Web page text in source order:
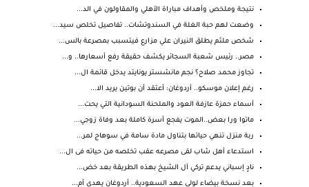
نتيجة وملخص وأهداف مباراة الأهلي والمقاولون في الد...
وضعت لهم حبة الغلة في السندوتشات.. تفاصيل تخلص سيد...
شخص ملثم يطلق النيران علي مزارع فيتسبب بمصرعة بالس...
مصر.. رئيس شعبة السجائر يكشف حقيقة رفع أسعارها.. و...
تجاوز محمد صلاح؟ نجم مانشستر يونايتد يدخل قائمة ال...
رغم إعلان موسكو.. أردوغان: أعتقد أن بوتين يريد الا...
أسماء حمزة عازفة العود والملحنة السودانية التي يحت...
ماتوا ورا بعض..الموت يفجع أسرة كاملة بعد وفاة زوجي...
ربة منزل تنهي حياتها بتناول مادة سامة في سوهاج لمر...
استدعاء أهل شاب لقى مصرعه عقب تخلصه من حياته فى ال...
نادٍ إسباني يدعم تركي آل الشيخ بهذه الطريقة بعد خض...
بعد نسخة بيضاء لولي عهد السعودية.. أردوغان يهدي أم...